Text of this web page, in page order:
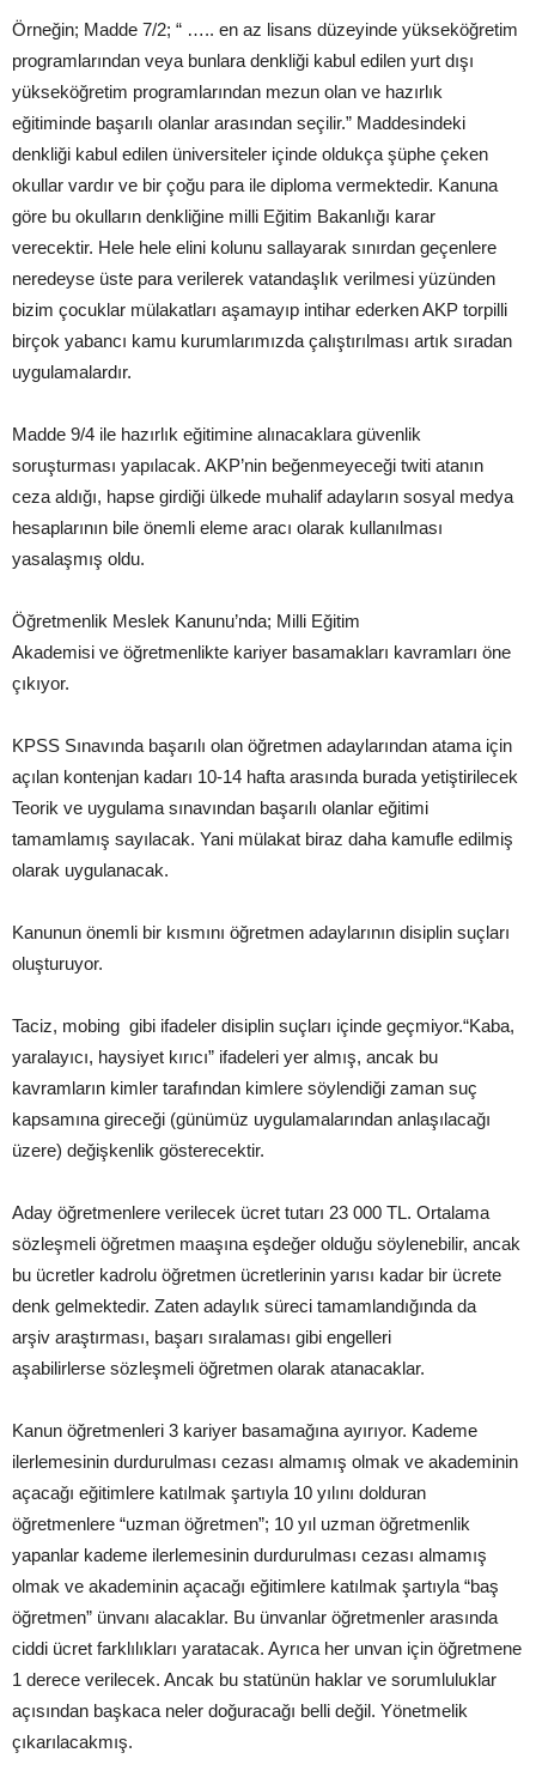
Örneğin; Madde 7/2; “ ….. en az lisans düzeyinde yükseköğretim
programlarından veya bunlara denkliği kabul edilen yurt dışı
yükseköğretim programlarından mezun olan ve hazırlık
eğitiminde başarılı olanlar arasından seçilir.” Maddesindeki
denkliği kabul edilen üniversiteler içinde oldukça şüphe çeken
okullar vardır ve bir çoğu para ile diploma vermektedir. Kanuna
göre bu okulların denkliğine milli Eğitim Bakanlığı karar
verecektir. Hele hele elini kolunu sallayarak sınırdan geçenlere
neredeyse üste para verilerek vatandaşlık verilmesi yüzünden
bizim çocuklar mülakatları aşamayıp intihar ederken AKP torpilli
birçok yabancı kamu kurumlarımızda çalıştırılması artık sıradan
uygulamalardır.
Madde 9/4 ile hazırlık eğitimine alınacaklara güvenlik
soruşturması yapılacak. AKP’nin beğenmeyeceği twiti atanın
ceza aldığı, hapse girdiği ülkede muhalif adayların sosyal medya
hesaplarının bile önemli eleme aracı olarak kullanılması
yasalaşmış oldu.
Öğretmenlik Meslek Kanunu’nda; Milli Eğitim
Akademisi ve öğretmenlikte kariyer basamakları kavramları öne
çıkıyor.
KPSS Sınavında başarılı olan öğretmen adaylarından atama için
açılan kontenjan kadarı 10-14 hafta arasında burada yetiştirilecek
Teorik ve uygulama sınavından başarılı olanlar eğitimi
tamamlamış sayılacak. Yani mülakat biraz daha kamufle edilmiş
olarak uygulanacak.
Kanunun önemli bir kısmını öğretmen adaylarının disiplin suçları
oluşturuyor.
Taciz, mobing gibi ifadeler disiplin suçları içinde geçmiyor.“Kaba,
yaralayıcı, haysiyet kırıcı” ifadeleri yer almış, ancak bu
kavramların kimler tarafından kimlere söylendiği zaman suç
kapsamına gireceği (günümüz uygulamalarından anlaşılacağı
üzere) değişkenlik gösterecektir.
Aday öğretmenlere verilecek ücret tutarı 23 000 TL. Ortalama
sözleşmeli öğretmen maaşına eşdeğer olduğu söylenebilir, ancak
bu ücretler kadrolu öğretmen ücretlerinin yarısı kadar bir ücrete
denk gelmektedir. Zaten adaylık süreci tamamlandığında da
arşiv araştırması, başarı sıralaması gibi engelleri
aşabilirlerse sözleşmeli öğretmen olarak atanacaklar.
Kanun öğretmenleri 3 kariyer basamağına ayırıyor. Kademe
ilerlemesinin durdurulması cezası almamış olmak ve akademinin
açacağı eğitimlere katılmak şartıyla 10 yılını dolduran
öğretmenlere “uzman öğretmen”; 10 yıl uzman öğretmenlik
yapanlar kademe ilerlemesinin durdurulması cezası almamış
olmak ve akademinin açacağı eğitimlere katılmak şartıyla “baş
öğretmen” ünvanı alacaklar. Bu ünvanlar öğretmenler arasında
ciddi ücret farklılıkları yaratacak. Ayrıca her unvan için öğretmene
1 derece verilecek. Ancak bu statünün haklar ve sorumluluklar
açısından başkaca neler doğuracağı belli değil. Yönetmelik
çıkarılacakmış.